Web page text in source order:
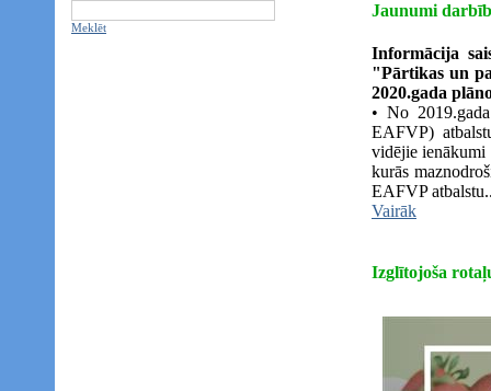
Meklēt
Jaunumi
Informācija
"Pārtikas un
2020.gada
• No
EAFVP)
vidējie
kurās
EAFVP
Vairāk
Izglītojoša